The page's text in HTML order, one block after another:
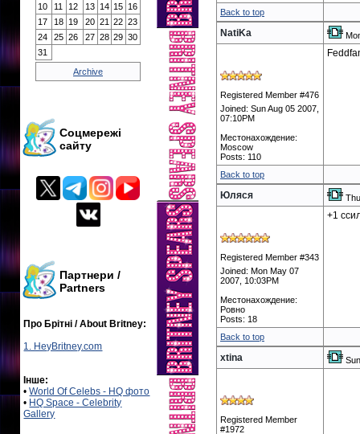
10
11 12 13 14 15 16
17
18 19 20 21 22 23
24
25 26 27 28 29 30
31
Archive
Соцмережі
сайту
Партнери /
Partners
Про Брітні / About Britney:
1. HeyBritney.com
Інше:
•World Of Celebs - HQ фото
• HQ Space - Celebrity
Gallery
Back to top
NatiKa
Registered Member #476
Joined: Sun Aug 05 2007,
07:10PM
Местонахождение:
Moscow
Posts: 110
Back to top
Юляся
Registered Member #343
Joined: Mon May 07
2007, 10:03PM
Местонахождение:
Ровно
Posts: 18
+1
Back to top
xtina
Registered Member
#1972